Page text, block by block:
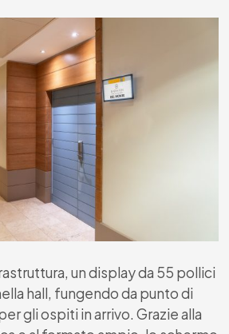
un display da 55 pollici
hall, fungendo da punto di
gli ospiti in arrivo. Grazie alla